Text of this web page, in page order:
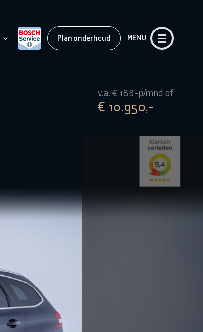
Plan onderhoud MENU
v.a. € 188-p/mnd of
€ 10.950,-